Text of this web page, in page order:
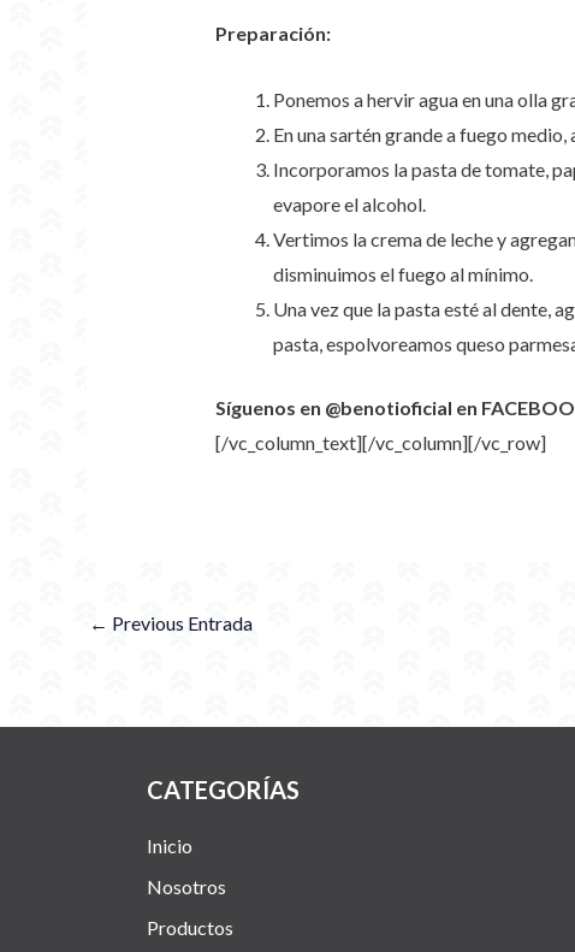
Preparación:
Ponemos a hervir agua en una olla
En una sartén grande a fuego
Incorporamos la pasta de tomate,
evapore el alcohol.
Vertimos la crema de leche y
disminuimos el fuego al mínimo.
Una vez que la pasta esté al dente,
pasta, espolvoreamos queso
Síguenos en @benotioficial en
[/vc_column_text][/vc_column][/vc_row]
← Previous Entrada
CATEGORÍAS
Inicio
Nosotros
Productos